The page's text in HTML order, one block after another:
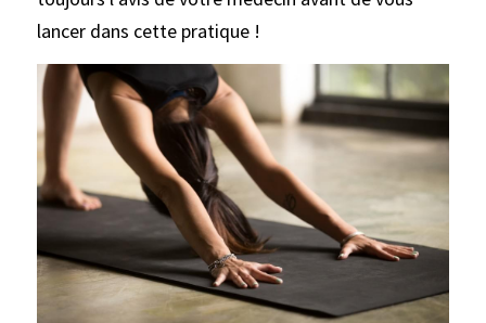
lancer dans cette pratique !